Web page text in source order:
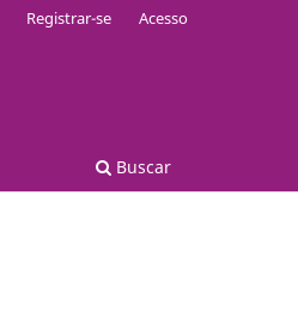
Buscar
Registrar-se Acesso